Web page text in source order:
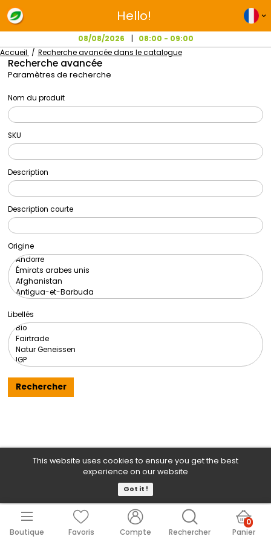
Hello!
08/08/2026 08:00 - 09:00
Accueil Recherche avancée dans le catalogue
Recherche avancée
Nom du produit
SKU
Description courte
Origine
Libellés
Rechercher